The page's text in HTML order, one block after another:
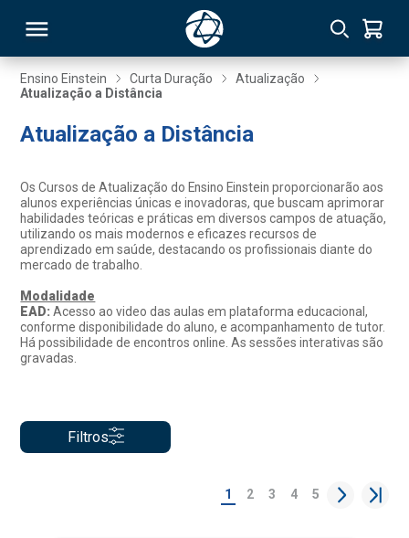
Ensino Einstein Curta Duração
Atualização
Atualização a Distância
Atualização a Distância
Os Cursos de Atualização do Ensino Einstein proporcionarão aos
alunos experiências únicas e inovadoras, que buscam aprimorar
habilidades teóricas e práticas em diversos campos de atuação,
utilizando os mais modernos e eficazes recursos de
aprendizado em saúde, destacando os profissionais diante do
mercado de trabalho.
Modalidade
EAD:Acesso ao video das aulas em plataforma educacional,
conforme disponibilidade do aluno, e acompanhamento de tutor.
Há possibilidade de encontros online. As sessões interativas são
gravadas.
Filtros
1 2 3 4 5